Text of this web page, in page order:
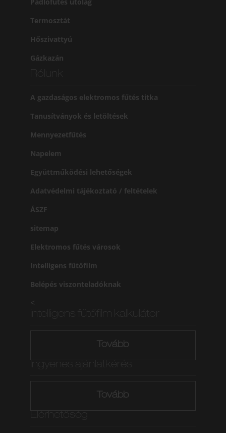
Termosztát
Hőszivattyú
Gázkazán
A gazdaságos elektromos fűtés titka
Tanusítványok és letöltések
Mennyezetfűtés
Napelem
Együttműködési lehetőségek
Adatvédelmi tájékoztató / feltételek
ÁSZF
sitemap
Elektromos fűtés városok
Intelligens fűtőfilm
Belépés viszonteladóknak
<
Tovább
Tovább